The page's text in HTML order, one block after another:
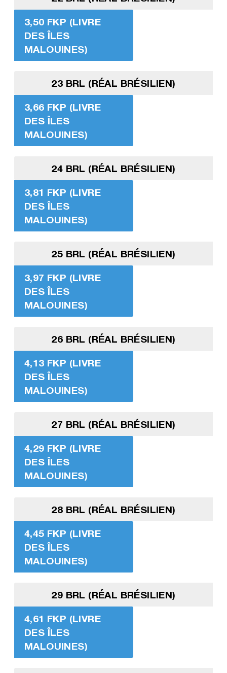
3,50 FKP (LIVRE
DES ÎLES
MALOUINES)
23 BRL (RÉAL BRÉSILIEN)
3,66 FKP (LIVRE
DES ÎLES
MALOUINES)
24 BRL (RÉAL BRÉSILIEN)
3,81 FKP (LIVRE
DES ÎLES
MALOUINES)
25 BRL (RÉAL BRÉSILIEN)
3,97 FKP (LIVRE
DES ÎLES
MALOUINES)
26 BRL (RÉAL BRÉSILIEN)
4,13 FKP (LIVRE
DES ÎLES
MALOUINES)
27 BRL (RÉAL BRÉSILIEN)
4,29 FKP (LIVRE
DES ÎLES
MALOUINES)
28 BRL (RÉAL BRÉSILIEN)
4,45 FKP (LIVRE
DES ÎLES
MALOUINES)
29 BRL (RÉAL BRÉSILIEN)
4,61 FKP (LIVRE
DES ÎLES
MALOUINES)